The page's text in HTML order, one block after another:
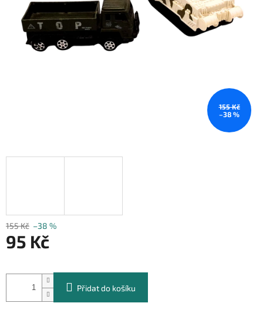
155 Kč
–38 %
155 Kč –38 %
95 Kč
cena:
Přidat do košíku